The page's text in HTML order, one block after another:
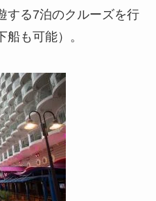
する7泊のクルーズを行
も可能）。